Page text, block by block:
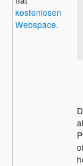
kostenlosen
Webspace.